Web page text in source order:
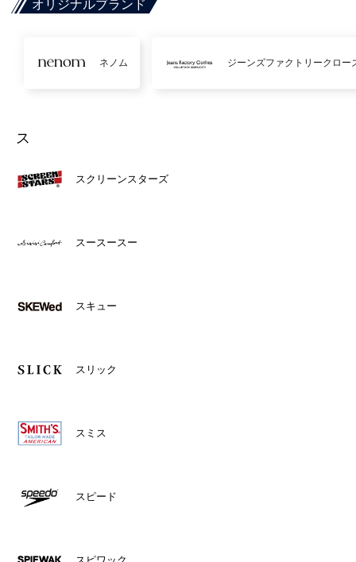
オリジナルブランド
ネノム ジーンズファクトリークロー
ス
スクリーンスターズ
スースースー
スキュー
スリック
スミス
スピード